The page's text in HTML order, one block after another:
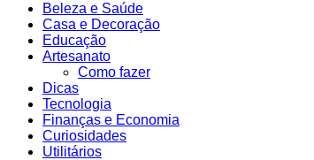
Beleza e Saúde
Casa e Decoração
Educação
Artesanato
Como fazer
Dicas
Tecnologia
Finanças e Economia
Curiosidades
Utilitários